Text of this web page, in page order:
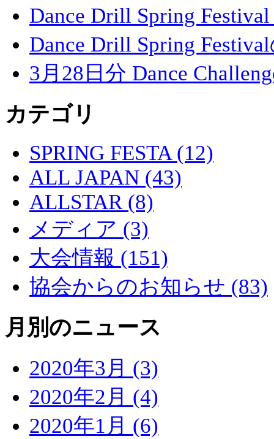
Dance Drill Spring
Dance Drill Spring
3月28日分 Dance
カテゴリ
SPRING FESTA (12)
ALL JAPAN (43)
ALLSTAR (8)
メディア (3)
大会情報 (151)
協会からのお知らせ (83)
月別のニュース
2020年3月 (3)
2020年2月 (4)
2020年1月 (6)